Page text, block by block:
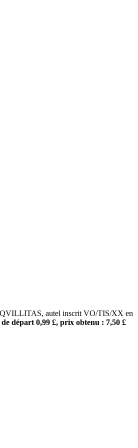
QVILLITAS, autel inscrit VO/TIS/XX en
départ 0,99 £, prix obtenu : 7,50 £